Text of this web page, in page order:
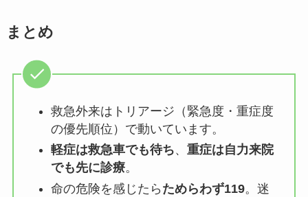
まとめ
救急外来はトリアージ（緊急度・重症度
の優先順位）で動いています。
軽症は救急車でも待ち、 重症は自力来院
でも先に診療。
命の危険を感じたら ためらわず119。迷